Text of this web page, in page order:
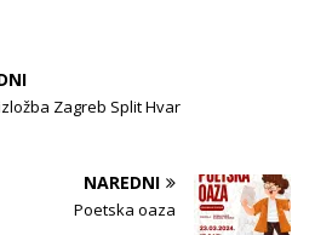
Zagreb Split Hvar
NAREDNI
Poetska oaza